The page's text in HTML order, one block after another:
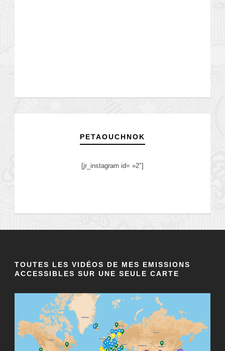
PETAOUCHNOK
[jr_instagram id= »2″]
TOUTES LES VIDÉOS DE MES EMISSIONS
ACCESSIBLES SUR UNE SEULE CARTE